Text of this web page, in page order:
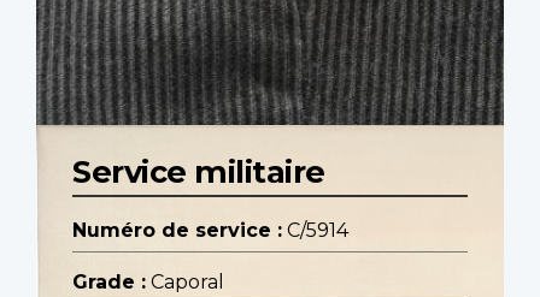
Service militaire
Numéro de service : C/5914
Grade : Caporal